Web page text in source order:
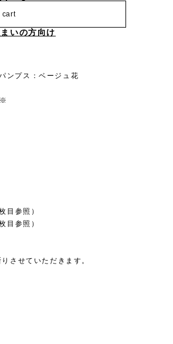
cart
いの方向け
ンプス：ベージュ花
参照）
参照）
させていただきます。